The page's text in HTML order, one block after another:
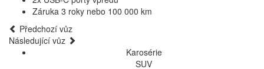
Záruka 3 roky nebo 100 000 km
Předchozí vůz
Následující vůz
Karosérie
SUV